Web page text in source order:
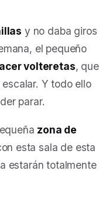
y no daba giros
el pequeño
volteretas, que
Y todo ello
parar.
zona de
esta sala de esta
estarán totalmente